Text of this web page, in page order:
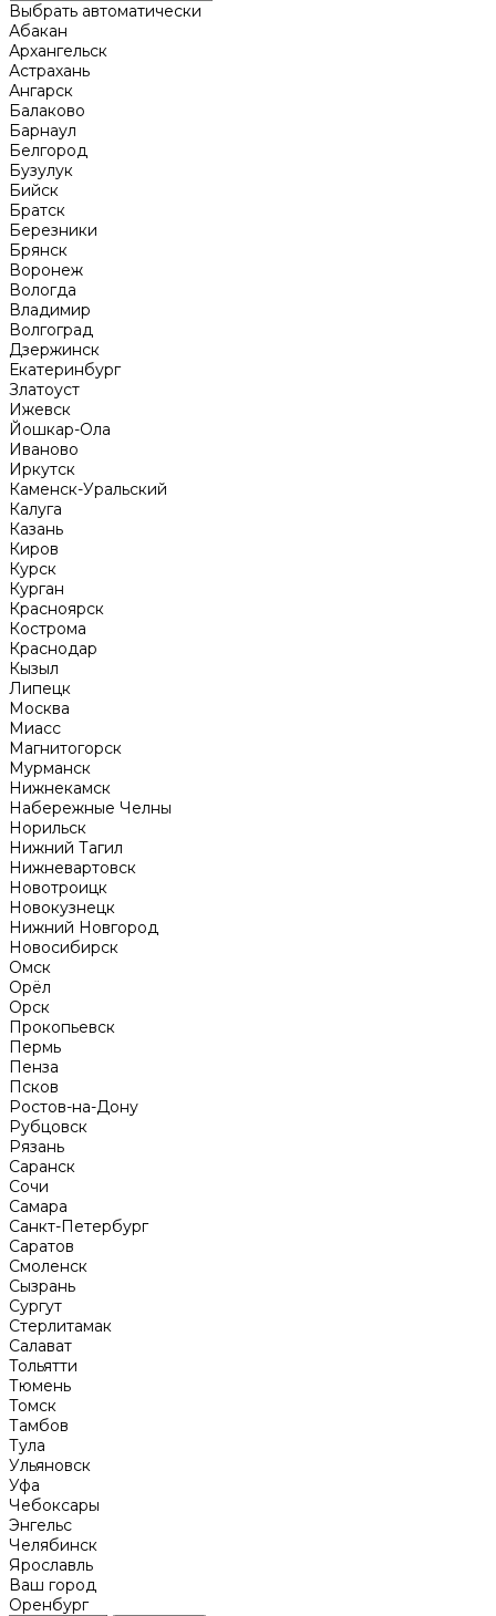
Выбрать автоматически
Абакан
Архангельск
Астрахань
Ангарск
Балаково
Барнаул
Белгород
Бузулук
Бийск
Братск
Березники
Брянск
Воронеж
Вологда
Владимир
Волгоград
Дзержинск
Екатеринбург
Златоуст
Ижевск
Йошкар-Ола
Иваново
Иркутск
Каменск-Уральский
Калуга
Казань
Киров
Курск
Курган
Красноярск
Кострома
Краснодар
Кызыл
Липецк
Москва
Миасс
Магнитогорск
Мурманск
Нижнекамск
Набережные Челны
Норильск
Нижний Тагил
Нижневартовск
Новотроицк
Новокузнецк
Нижний Новгород
Новосибирск
Омск
Орёл
Орск
Прокопьевск
Пермь
Пенза
Псков
Ростов-на-Дону
Рубцовск
Рязань
Саранск
Сочи
Самара
Санкт-Петербург
Саратов
Смоленск
Сызрань
Сургут
Стерлитамак
Салават
Тольятти
Тюмень
Томск
Тамбов
Тула
Ульяновск
Уфа
Чебоксары
Энгельс
Челябинск
Ярославль
Ваш город
Оренбург